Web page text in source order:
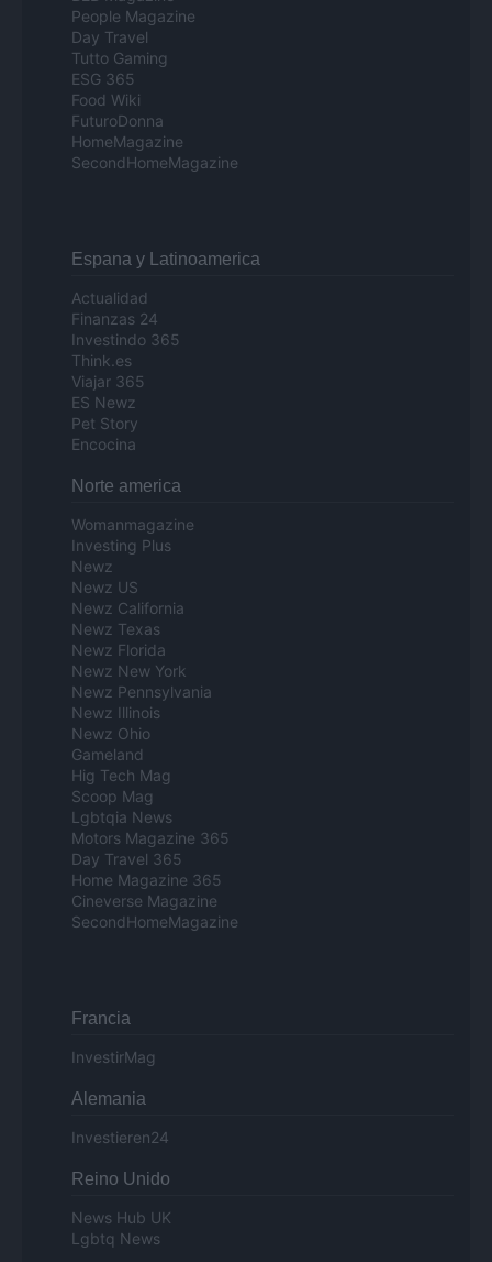
People Magazine
Day Travel
Tutto Gaming
ESG 365
Food Wiki
FuturoDonna
HomeMagazine
SecondHomeMagazine
Espana y Latinoamerica
Actualidad
Finanzas 24
Investindo 365
Think.es
Viajar 365
ES Newz
Pet Story
Encocina
Norte america
Womanmagazine
Investing Plus
Newz
Newz US
Newz California
Newz Texas
Newz Florida
Newz New York
Newz Pennsylvania
Newz Illinois
Newz Ohio
Gameland
Hig Tech Mag
Scoop Mag
Lgbtqia News
Motors Magazine 365
Day Travel 365
Home Magazine 365
Cineverse Magazine
SecondHomeMagazine
Francia
InvestirMag
Alemania
Investieren24
Reino Unido
News Hub UK
Lgbtq News